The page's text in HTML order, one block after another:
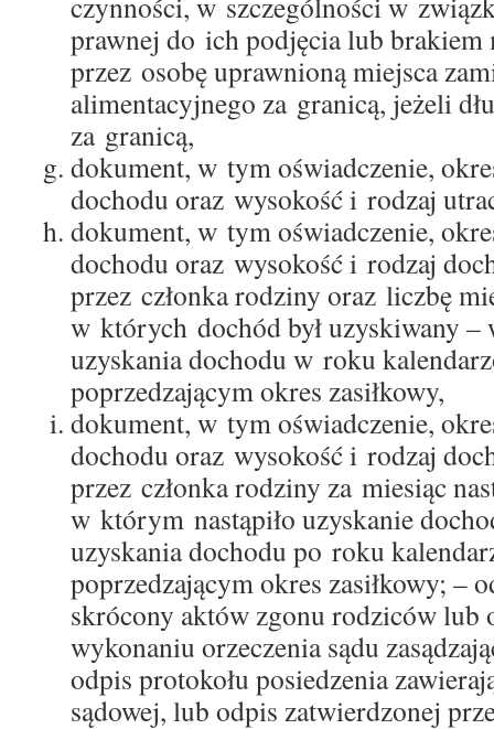
prawnej do ich podjęcia lub brakiem
przez osobę uprawnioną miejsca
alimentacyjnego za granicą, jeżeli
za granicą,
dokument, w tym oświadczenie,
dochodu oraz wysokość i rodzaj
dokument, w tym oświadczenie,
dochodu oraz wysokość i rodzaj
przez członka rodziny oraz liczbę
w których dochód był uzyskiwany
uzyskania dochodu w roku
poprzedzającym okres zasiłkowy,
dokument, w tym oświadczenie,
dochodu oraz wysokość i rodzaj
przez członka rodziny za miesiąc
w którym nastąpiło uzyskanie
uzyskania dochodu po roku
poprzedzającym okres zasiłkowy; –
skrócony aktów zgonu rodziców lub
wykonaniu orzeczenia sądu
odpis protokołu posiedzenia
sądowej, lub odpis zatwierdzonej